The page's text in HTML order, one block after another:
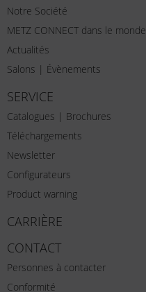
Notre Société
METZ CONNECT dans le monde
Actualités
Salons | Évènements
SERVICE
Catalogues | Brochures
Téléchargements
Newsletter
Configurateurs
Product warning
CARRIÈRE
CONTACT
Personnes à contacter
Conformité